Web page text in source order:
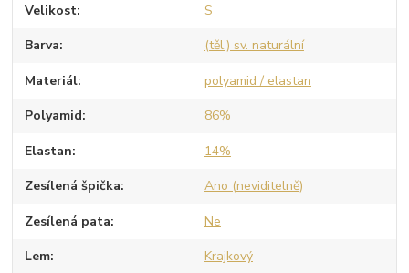
Velikost S
Barva (těl.) sv. naturální
Materiál polyamid / elastan
Polyamid 86%
Elastan 14%
Zesílená špička Ano (neviditelně)
Zesílená pata Ne
Lem Krajkový